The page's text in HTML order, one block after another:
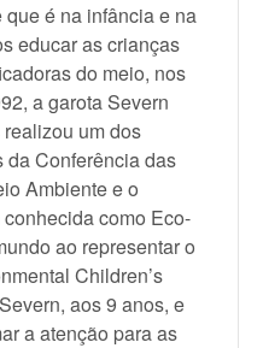
é na infância e na
educar as crianças
do meio, nos
a garota Severn
um dos
Conferência das
Ambiente e o
como Eco-
ao representar o
Children’s
aos 9 anos, e
a atenção para as